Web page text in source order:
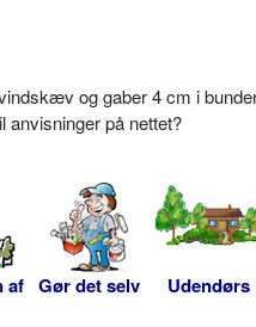
og gaber 4 cm i
anvisninger på nettet?
af Gør det selv Udendørs